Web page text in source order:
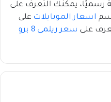
رسميًا، يمكنك التعرف على
اسعار الموبايلات على
على سعر ريلمي 8 برو